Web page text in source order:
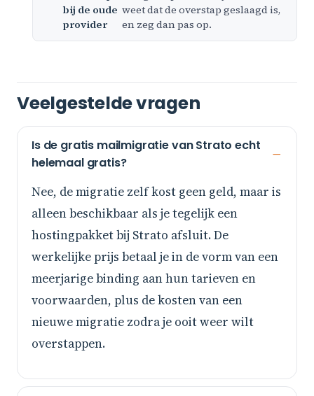
bij de oude
provider
weet dat de overstap geslaagd is,
en zeg dan pas op.
Veelgestelde vragen
Is de gratis mailmigratie van Strato echt
helemaal gratis?
Nee, de migratie zelf kost geen geld, maar is
alleen beschikbaar als je tegelijk een
hostingpakket bij Strato afsluit. De
werkelijke prijs betaal je in de vorm van een
meerjarige binding aan hun tarieven en
voorwaarden, plus de kosten van een
nieuwe migratie zodra je ooit weer wilt
overstappen.